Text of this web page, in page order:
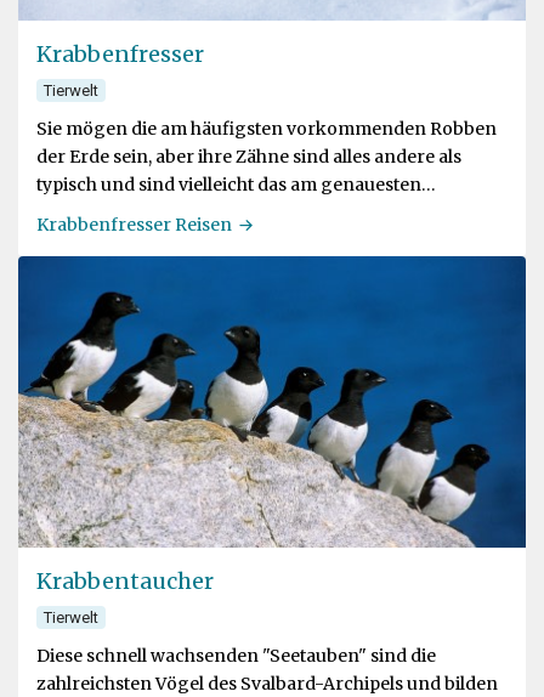
Krabbenfresser
Tierwelt
Sie mögen die am häufigsten vorkommenden Robben
der Erde sein, aber ihre Zähne sind alles andere als
typisch und sind vielleicht das am genauesten
entwickelte Fresswerkzeug aller lebenden
Krabbenfresser Reisen
Krabbentaucher
Tierwelt
Diese schnell wachsenden "Seetauben" sind die
zahlreichsten Vögel des Svalbard-Archipels und bilden